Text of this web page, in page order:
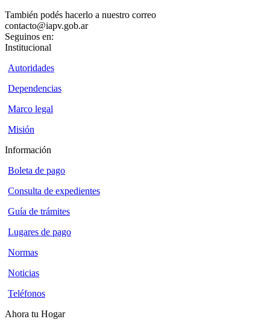
También podés hacerlo a nuestro correo
contacto@iapv.gob.ar
Seguinos en:
Institucional
Autoridades
Dependencias
Marco legal
Misión
Información
Boleta de pago
Consulta de expedientes
Guía de trámites
Lugares de pago
Normas
Noticias
Teléfonos
Ahora tu Hogar